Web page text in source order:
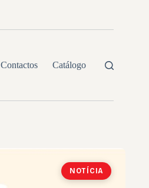
Contactos Catálogo
NOTÍCIA